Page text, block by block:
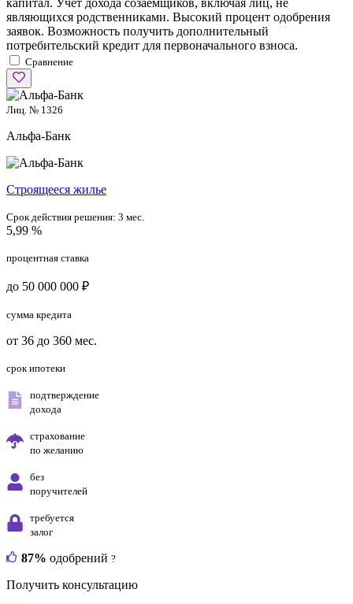
являющихся родственниками. Высокий процент одобрения
заявок. Возможность получить дополнительный
потребительский кредит для первоначального взноса.
Сравнение
Лиц. № 1326
Альфа-Банк
Cтроящееся жилье
Срок действия решения: 3 мес.
5,99 %
процентная ставка
до 50 000 000 ₽
сумма кредита
от 36 до 360 мес.
срок ипотеки
подтверждение
дохода
страхование
по желанию
без
поручителей
требуется
залог
87% одобрений ?
Получить консультацию